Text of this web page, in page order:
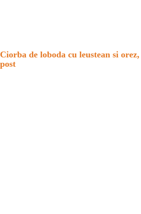
Ciorba de loboda cu leustean si
post